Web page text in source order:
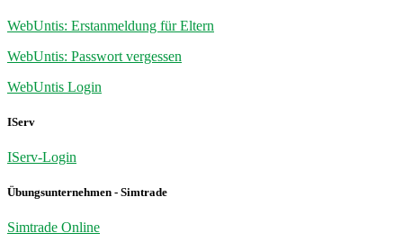
WebUntis: Erstanmeldung für Eltern
WebUntis: Passwort vergessen
WebUntis Login
IServ
IServ-Login
Übungsunternehmen - Simtrade
Simtrade Online